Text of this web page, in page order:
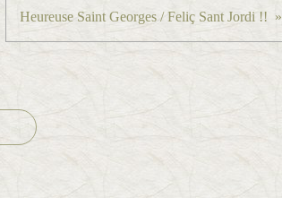
Heureuse Saint Georges / Feliç Sant Jordi !!